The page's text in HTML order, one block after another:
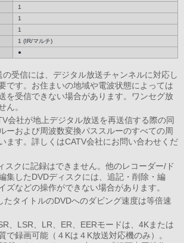
1
1
1
1 (IR/マルチ)
●
受信には、デジタル放送チャンネルに対応し
です。お住まいの地域や電波状態によっては
を受信できない場合があります。ワンセグ放
ん。
会社が地上デジタル放送を再送信する際の同
ーおよび周波数変換パススルーのすべての周
ます。詳しくはCATV会社にお問い合わせくだ
スクに記録はできません。他のレコーダー/ド
集したDVDディスクには、追記・削除・編
ズなどの操作ができない場合があります。
タイトルのDVDへのダビング速度は等倍速
、LSR、LR、ER、EERモードは、4Kまたは
で録画可能（４Kは４K放送対応機のみ）。